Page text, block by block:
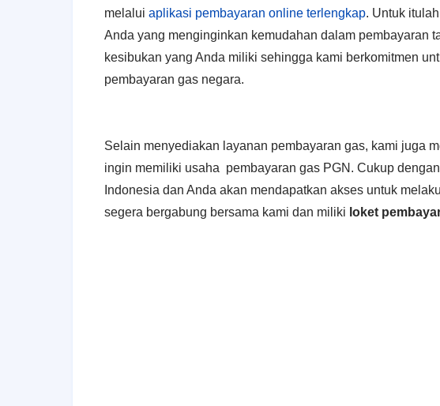
melalui aplikasi pembayaran online terlengkap. Untuk
Anda yang menginginkan kemudahan dalam pembayaran
kesibukan yang Anda miliki sehingga kami berkomitmen
pembayaran gas negara.
Selain menyediakan layanan pembayaran gas, kami juga
ingin memiliki usaha pembayaran gas PGN. Cukup
Indonesia dan Anda akan mendapatkan akses untuk
segera bergabung bersama kami dan miliki loket